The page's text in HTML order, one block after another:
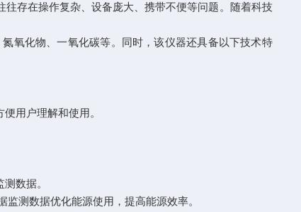
存在操作复杂、设备庞大、携带不便等问题。随着科技
氧化物、一氧化碳等。同时，该仪器还具备以下技术特
用户理解和使用。
数据。
测数据优化能源使用，提高能源效率。